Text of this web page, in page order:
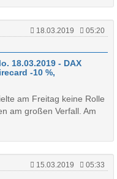
18.03.2019
05:20
18.03.2019 - DAX
-10 %,
am Freitag keine Rolle
am großen Verfall. Am
15.03.2019
05:33